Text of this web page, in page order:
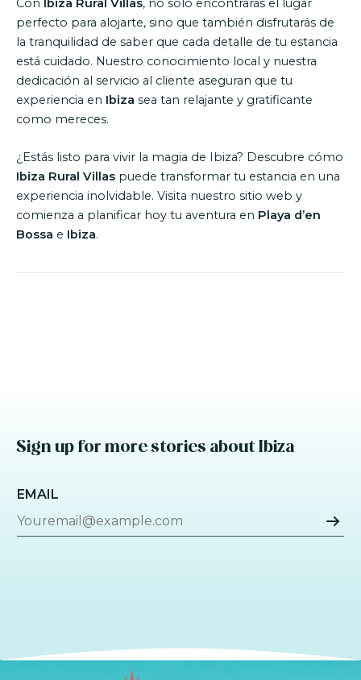
Con Ibiza Rural Villas, no solo encontrarás el lugar
perfecto para alojarte, sino que también disfrutarás de
la tranquilidad de saber que cada detalle de tu estancia
está cuidado. Nuestro conocimiento local y nuestra
dedicación al servicio al cliente aseguran que tu
experiencia en Ibiza sea tan relajante y gratificante
como mereces.
¿Estás listo para vivir la magia de Ibiza? Descubre cómo
Ibiza Rural Villas puede transformar tu estancia en una
experiencia inolvidable. Visita nuestro sitio web y
comienza a planificar hoy tu aventura en Playa d’en
Bossa e Ibiza.
Sign up for more stories about Ibiza
EMAIL